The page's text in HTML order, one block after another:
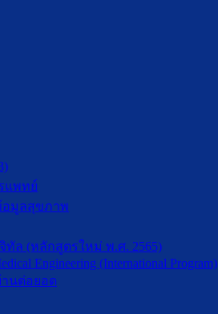
แพทย์
อมูลสุขภาพ
ล (หลักสูตรใหม่ พ.ศ. 2565)
Engineering (International Program)
นต่อยอด